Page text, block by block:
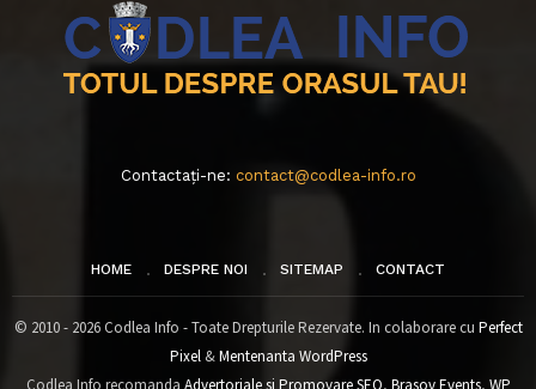
Contactați-ne: contact@codlea-info.ro
HOME DESPRE NOI SITEMAP CONTACT
© 2010 - 2026 Codlea Info - Toate Drepturile Rezervate. In colaborare cu Perfect
Pixel&Mentenanta WordPress
Codlea Info recomanda Advertoriale si Promovare SEO, Brasov Events, WP